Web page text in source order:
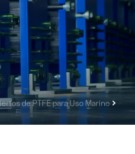
de PTFE para Uso Marino